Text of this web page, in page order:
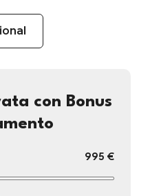
con Bonus
995 €